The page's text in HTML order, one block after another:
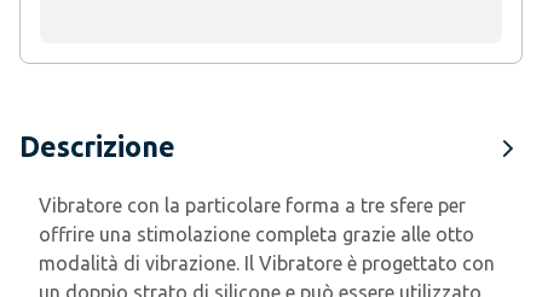
Descrizione
Vibratore con la particolare forma a tre sfere per
offrire una stimolazione completa grazie alle otto
modalità di vibrazione. Il Vibratore è progettato con
un doppio strato di silicone e può essere utilizzato